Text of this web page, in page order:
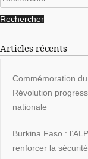
Articles récents
Commémoration
Révolution
nationale
Burkina Faso :
renforcer la